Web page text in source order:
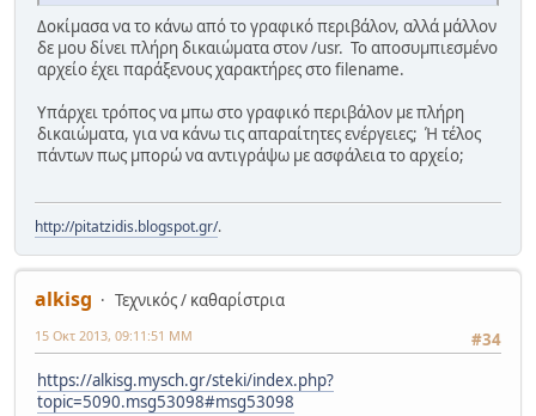
Δοκίμασα να το κάνω από το γραφικό περιβάλον, αλλά μάλλον
δε μου δίνει πλήρη δικαιώματα στον /usr. Το αποσυμπιεσμένο
αρχείο έχει παράξενους χαρακτήρες στο filename.
Υπάρχει τρόπος να μπω στο γραφικό περιβάλον με πλήρη
δικαιώματα, για να κάνω τις απαραίτητες ενέργειες; Ή τέλος
πάντων πως μπορώ να αντιγράψω με ασφάλεια το αρχείο;
http://pitatzidis.blogspot.gr/.
alkisg
Τεχνικός / καθαρίστρια
#34
15 Οκτ 2013, 09:11:51 ΜΜ
https://alkisg.mysch.gr/steki/index.php?
topic=5090.msg53098#msg53098